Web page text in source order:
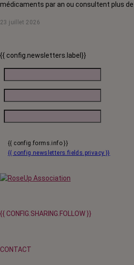
médicaments par an ou consultent plus
chroniques, et en premier lieu les
23 juillet 2026
{{ config.newsletters.label}}
{{ config.forms.info }}
{{ config.newsletters.fields.privacy }}
{{ CONFIG.SHARING.FOLLOW }}
CONTACT